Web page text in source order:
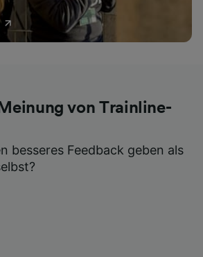
von Trainline-
besseres Feedback geben als